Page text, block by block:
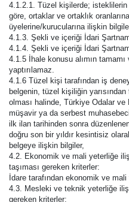
4.1.2.1. Tüzel kişilerde;
göre, ortaklar ve ortaklık
üyelerine/kurucularına ilişkin
4.1.3. Şekli ve içeriği İdari
4.1.4. Şekli ve içeriği İdari
4.1.5 İhale konusu alımın
yaptırılamaz.
4.1.6 Tüzel kişi tarafından iş
belgenin, tüzel kişiliğin
olması halinde, Türkiye Odalar
müşavir ya da serbest
ilk ilan tarihinden sonra
doğru son bir yıldır kesintisiz
belgeye ilişkin bilgiler,
4.2. Ekonomik ve mali yeterliğe
taşıması gereken kriterler:
İdare tarafından ekonomik ve
4.3. Mesleki ve teknik yeterliğe
gereken kriterler: